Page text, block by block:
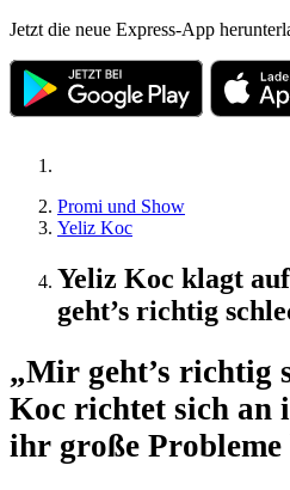
Jetzt die neue Express-App
Promi und Show
Yeliz Koc
Yeliz Koc klagt
geht’s richtig
„Mir geht’s richtig
Koc richtet sich an
ihr große Probleme